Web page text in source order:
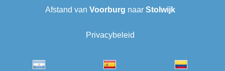
Afstand van Voorburg naar Stolwijk
Privacybeleid